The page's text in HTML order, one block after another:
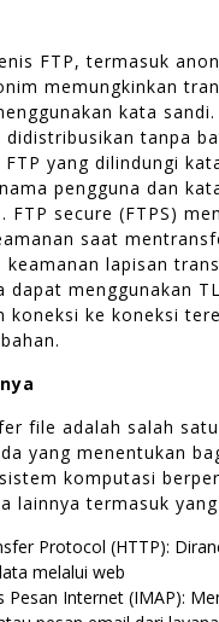
FTP, termasuk
memungkinkan
kata
tanpa
yang dilindungi
pengguna dan
FTP secure (FTPS)
saat
keamanan lapisan
dapat menggunakan
koneksi ke koneksi
file adalah salah
yang menentukan
komputasi
lainnya termasuk
Protocol (HTTP):
melalui web
Pesan Internet (IMAP):